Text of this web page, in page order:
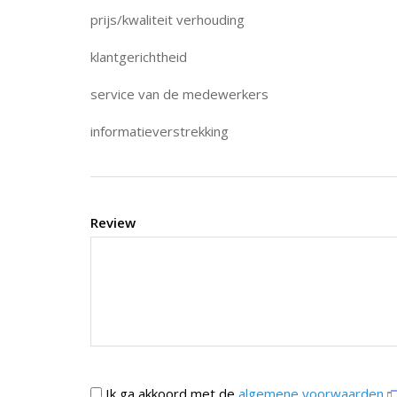
prijs/kwaliteit verhouding
klantgerichtheid
service van de medewerkers
informatieverstrekking
Review
Ik ga akkoord met de algemene voorwaarden